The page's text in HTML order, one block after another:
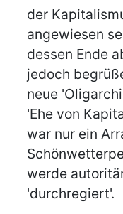
der
angewiesen
dessen Ende
jedoch
neue
'Ehe von
war nur ein
werde
'durchregiert'.